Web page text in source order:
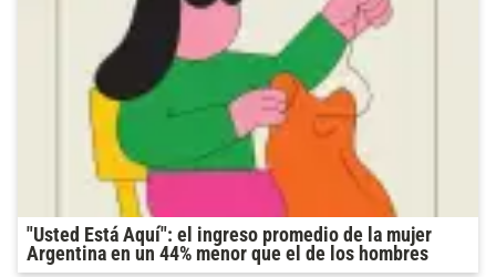
"Usted Está Aquí": el ingreso promedio de la mujer
Argentina en un 44% menor que el de los hombres